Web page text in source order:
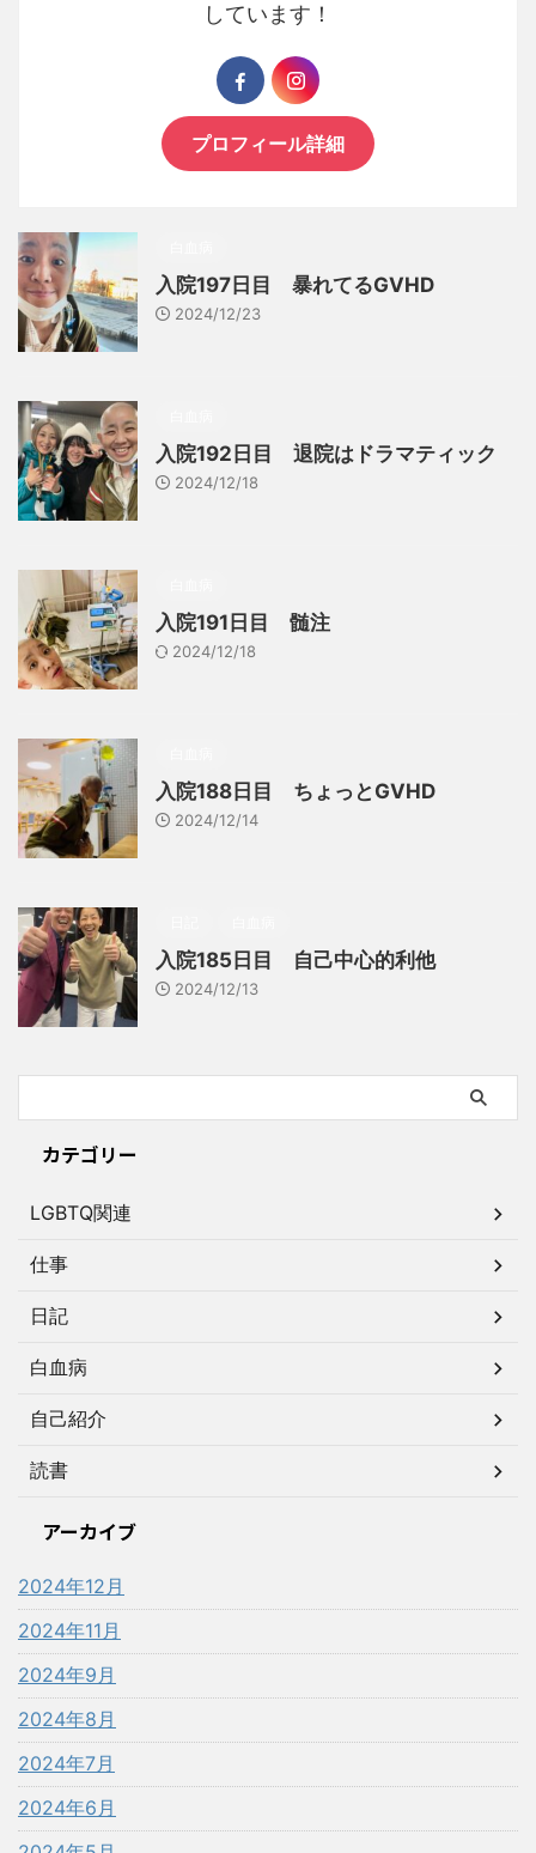
しています！
プロフィール詳細
入院197日目 暴れてるGVHD
2024/12/23
入院192日目 退院はドラマティック
2024/12/18
入院191日目 髄注
2024/12/18
入院188日目 ちょっとGVHD
2024/12/14
入院185日目 自己中心的利他
2024/12/13
カテゴリー
LGBTQ関連
仕事
日記
白血病
自己紹介
読書
アーカイブ
2024年12月
2024年11月
2024年9月
2024年8月
2024年7月
2024年6月